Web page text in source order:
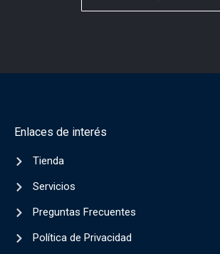
Enlaces de interés
Tienda
Servicios
Preguntas Frecuentes
Política de Privacidad